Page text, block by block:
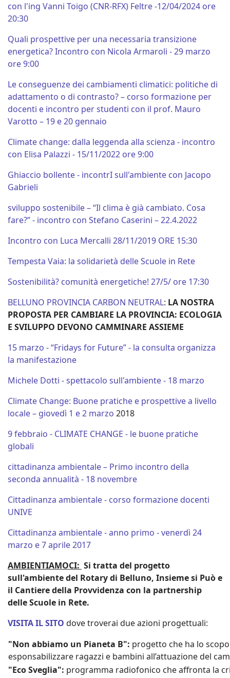
con l'ing Vanni Toigo (CNR-RFX) Feltre -12/04/2024 ore
20:30
Quali prospettive per una necessaria transizione
energetica? Incontro con Nicola Armaroli - 29 marzo
ore 9:00
Le conseguenze dei cambiamenti climatici: politiche di
adattamento o di contrasto? – corso formazione per
docenti e incontro per studenti con il prof. Mauro
Varotto – 19 e 20 gennaio
Climate change: dalla leggenda alla scienza - incontro
con Elisa Palazzi - 15/11/2022 ore 9:00
Ghiaccio bollente - incontrI sull'ambiente con Jacopo
Gabrieli
sviluppo sostenibile – “Il clima è già cambiato. Cosa
fare?” - incontro con Stefano Caserini – 22.4.2022
Incontro con Luca Mercalli 28/11/2019 ORE 15:30
Tempesta Vaia: la solidarietà delle Scuole in Rete
Sostenibilità? comunità energetiche! 27/5/ ore 17:30
BELLUNO PROVINCIA CARBON NEUTRAL: LA NOSTRA
PROPOSTA PER CAMBIARE LA PROVINCIA: ECOLOGIA
E SVILUPPO DEVONO CAMMINARE ASSIEME
15 marzo - “Fridays for Future” - la consulta organizza
la manifestazione
Michele Dotti - spettacolo sull'ambiente - 18 marzo
Climate Change: Buone pratiche e prospettive a livello
locale – giovedì 1 e 2 marzo 2018
9 febbraio - CLIMATE CHANGE - le buone pratiche
globali
cittadinanza ambientale – Primo incontro della
seconda annualità - 18 novembre
Cittadinanza ambientale - corso formazione docenti
UNIVE
Cittadinanza ambientale - anno primo - venerdì 24
marzo e 7 aprile 2017
AMBIENTIAMOCI: Si tratta del progetto
sull'ambiente del Rotary di Belluno, Insieme si Può e
il Cantiere della Provvidenza con la partnership
delle Scuole in Rete.
VISITA IL SITO dove troverai due azioni progettuali:
"Non abbiamo un Pianeta B": progetto che ha lo
esponsabilizzare ragazzi e bambini all’attuazione del
"Eco Sveglia": programma radiofonico che affronta la